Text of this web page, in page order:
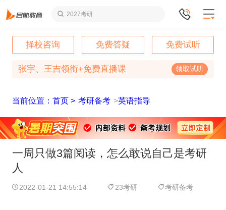
2027考研
择校咨询 免费答疑 免费试听
张宇、王吉领衔+免费直播课 领取试听
当前位置：首页 > 考研备考 >英语指导
一周只做3篇阅读，怎么敢说自己是考研
人
2022-01-21 14:55:14 23考研 考研备考